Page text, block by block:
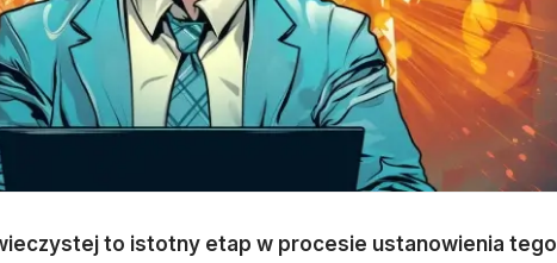
to istotny etap w procesie ustanowienia tego